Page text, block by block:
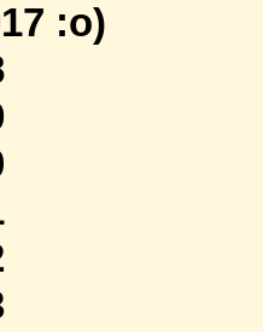
:o)